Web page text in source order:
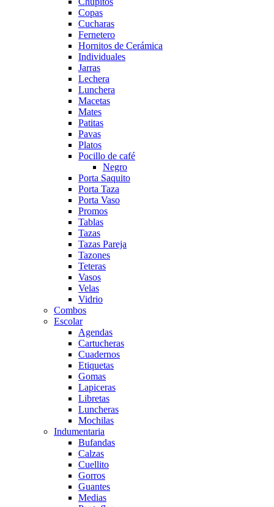
Copas
Cucharas
Fernetero
Hornitos de Cerámica
Individuales
Jarras
Lechera
Lunchera
Macetas
Mates
Patitas
Pavas
Platos
Pocillo de café
Negro
Porta Saquito
Porta Taza
Porta Vaso
Promos
Tablas
Tazas
Tazas Pareja
Tazones
Teteras
Vasos
Velas
Vidrio
Combos
Escolar
Agendas
Cartucheras
Cuadernos
Etiquetas
Gomas
Lapiceras
Libretas
Luncheras
Mochilas
Indumentaria
Bufandas
Calzas
Cuellito
Gorros
Guantes
Medias